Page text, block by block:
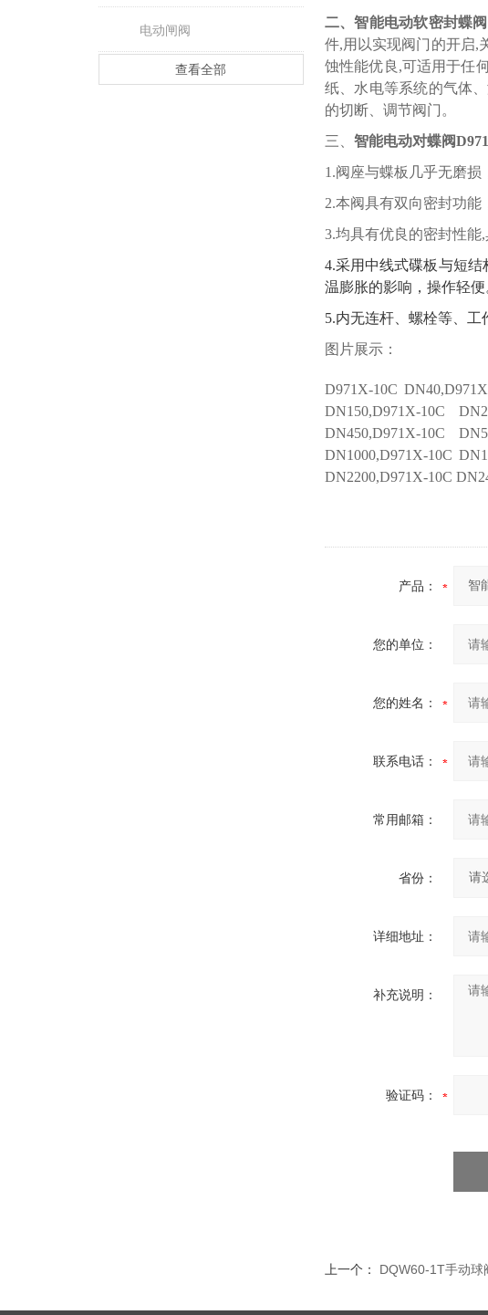
电动闸阀
查看全部
二、智能电动软密封蝶阀
件,用以实现阀门的开启,
蚀性能优良,可适用于任
纸、水电等系统的气体
的切断、调节阀门。
三、 智能电动对蝶阀D971
1.阀座与蝶板几乎无磨损
2.本阀具有双向密封功能
3.均具有优良的密封性能,
4.采用中线式碟板与短结
温膨胀的影响，操作轻便
5.内无连杆、螺栓等、工
图片展示：
D971X-10C
DN150,D971X-10C
DN450,D971X-10C
DN1000,D971X-10C
DN2200,D971X-10C
产品：
您的单位：
您的姓名：
联系电话：
常用邮箱：
省份：
详细地址：
补充说明：
验证码：
上一个： DQW60-1T手动球